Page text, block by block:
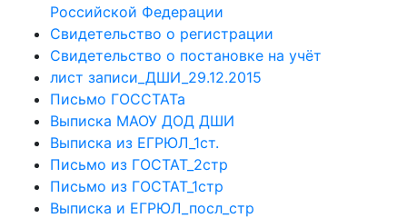
Российской Федерации
Свидетельство о регистрации
Свидетельство о постановке на учёт
лист записи_ДШИ_29.12.2015
Письмо ГОССТАТа
Выписка МАОУ ДОД ДШИ
Выписка из ЕГРЮЛ_1ст.
Письмо из ГОСТАТ_2стр
Письмо из ГОСТАТ_1стр
Выписка и ЕГРЮЛ_посл_стр